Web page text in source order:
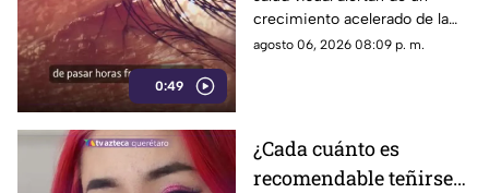
0:49
las causas
crecimiento acelerado de la
miopía y señalan que pasar
agosto 06, 2026 08:09 p. m.
¿Cada cuánto es
recomendable teñirse